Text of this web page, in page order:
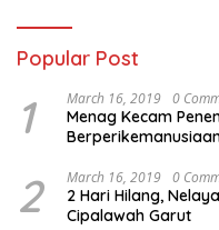
Popular Post
1 March 16, 2019 0
Menag Kecam
2 March 16, 2019 0
2 Hari Hilang,
Cipalawah Garut